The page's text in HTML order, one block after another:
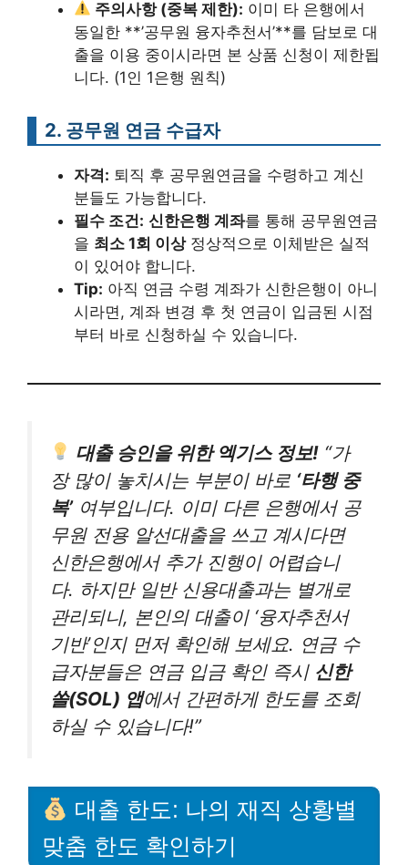
주의사항 (중복 제한): 이미 타 은행에서
동일한 **’공무원 융자추천서’**를 담보로 대
출을 이용 중이시라면 본 상품 신청이 제한됩
니다. (1인 1은행 원칙)
2. 공무원 연금 수급자
자격: 퇴직 후 공무원연금을 수령하고 계신
분들도 가능합니다.
필수 조건: 신한은행 계좌를 통해 공무원연금
을 최소 1회 이상정상적으로 이체받은 실적
이 있어야 합니다.
Tip: 아직 연금 수령 계좌가 신한은행이 아니
시라면, 계좌 변경 후 첫 연금이 입금된 시점
부터 바로 신청하실 수 있습니다.
대출 승인을 위한 엑기스 정보! “가
장 많이 놓치시는 부분이 바로 ‘타행 중
복’여부입니다. 이미 다른 은행에서 공
무원 전용 알선대출을 쓰고 계시다면
신한은행에서 추가 진행이 어렵습니
다. 하지만 일반 신용대출과는 별개로
관리되니, 본인의 대출이 ‘융자추천서
기반’인지 먼저 확인해 보세요. 연금 수
급자분들은 연금 입금 확인 즉시 신한
쏠(SOL) 앱에서 간편하게 한도를 조회
하실 수 있습니다!”
대출 한도: 나의 재직 상황별
맞춤 한도 확인하기